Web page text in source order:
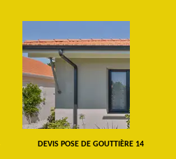
DEVIS POSE DE GOUTTIÈRE 14